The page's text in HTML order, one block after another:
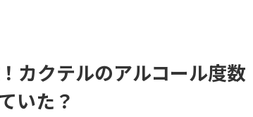
カクテルのアルコール度数
いた？